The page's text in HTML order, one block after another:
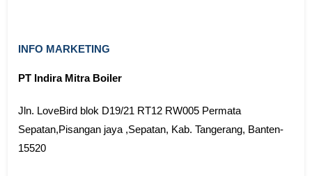
INFO MARKETING
PT Indira Mitra Boiler
Jln. LoveBird blok D19/21 RT12 RW005 Permata
Sepatan,Pisangan jaya ,Sepatan, Kab. Tangerang, Banten-
15520